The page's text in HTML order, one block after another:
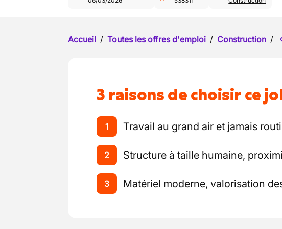
Accueil / Toutes les offres d'emploi / Construction /
3 raisons de choisir ce
1 Travail au grand air et jamais
2 Structure à taille humaine,
3 Matériel moderne, valorisation